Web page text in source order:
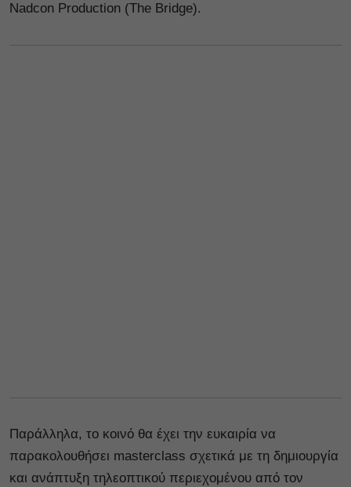
Nadcon Production (The Bridge).
Παράλληλα, το κοινό θα έχει την ευκαιρία να
παρακολουθήσει masterclass σχετικά με τη δημιουργία
και ανάπτυξη τηλεοπτικού περιεχομένου από τον